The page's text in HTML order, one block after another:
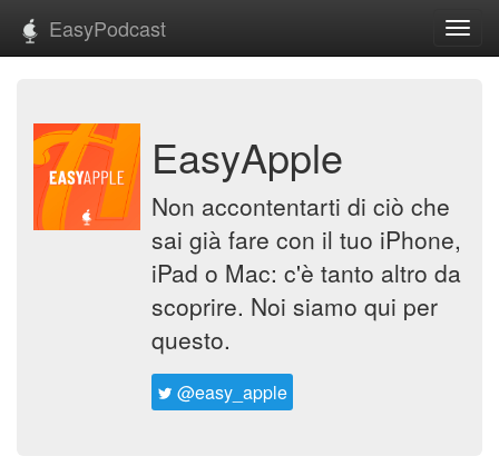
EasyPodcast
EasyApple
Non accontentarti di ciò che
sai già fare con il tuo iPhone,
iPad o Mac: c'è tanto altro da
scoprire. Noi siamo qui per
questo.
@easy_apple